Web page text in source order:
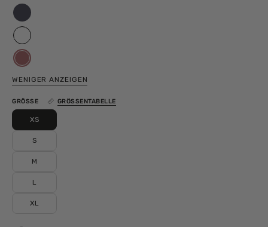
nightfall
white
tay
berry
WENIGER ANZEIGEN
GRÖSSE GRÖSSENTABELLE
XS
S
M
L
XL